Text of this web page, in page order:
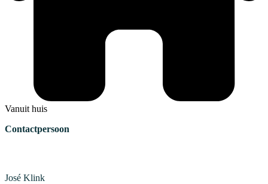
Vanuit huis
Contactpersoon
José Klink